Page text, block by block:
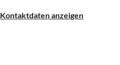
Kontaktdaten anzeigen